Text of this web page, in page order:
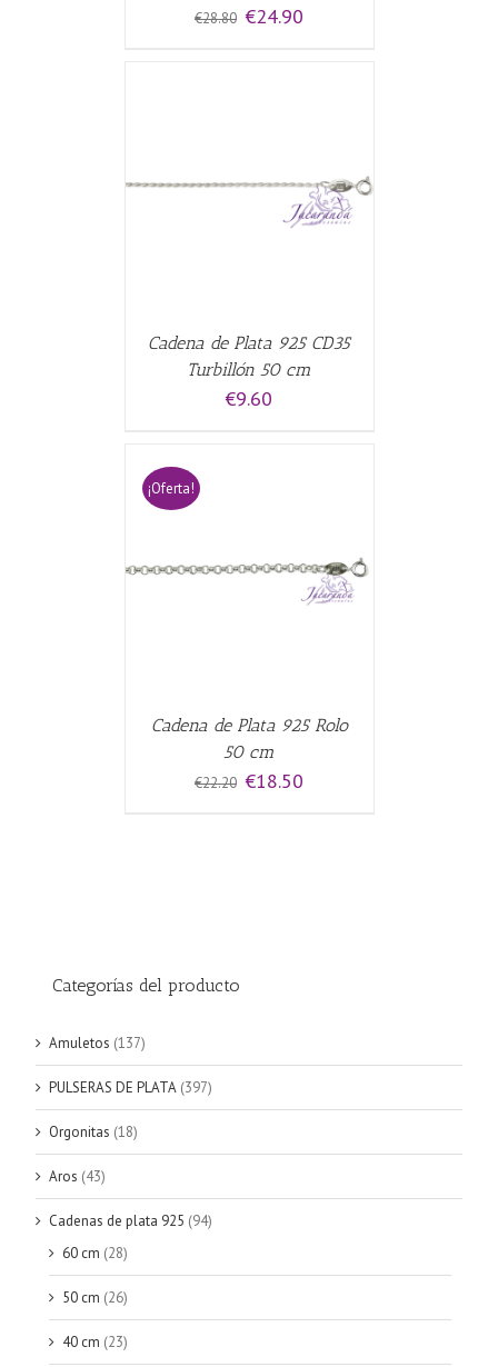
€28.80 El
€24.90
Cadena de Plata 925 CD35
Turbillón 50 cm
€9.60
¡Oferta!
Cadena de Plata 925 Rolo
50 cm
€22.20 El
€18.50
Categorías del producto
Amuletos (137)
PULSERAS DE PLATA (397)
Orgonitas (18)
Aros (43)
Cadenas de plata 925 (94)
60 cm (28)
50 cm (26)
40 cm (23)